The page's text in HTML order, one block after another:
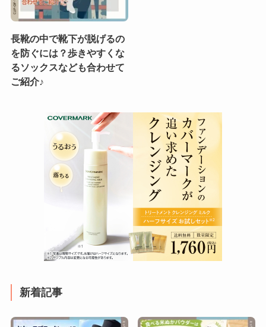
長靴の中で靴下が脱げるの
を防ぐには？歩きやすくな
るソックスなども合わせて
ご紹介♪
新着記事